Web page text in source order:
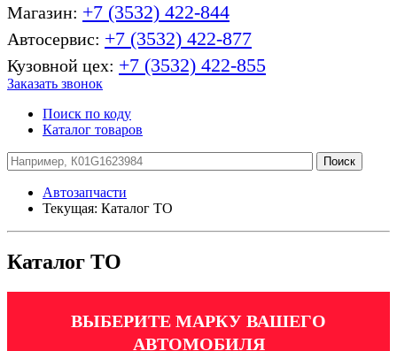
Магазин: +7 (3532) 422-844
Автосервис: +7 (3532) 422-877
Кузовной цех: +7 (3532) 422-855
Заказать звонок
Поиск по коду
Каталог товаров
Автозапчасти
Текущая: Каталог ТО
Каталог ТО
ВЫБЕРИТЕ МАРКУ ВАШЕГО
АВТОМОБИЛЯ